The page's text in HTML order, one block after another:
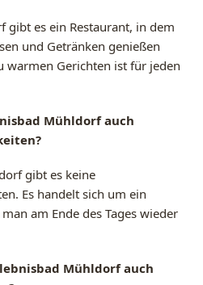
gibt es ein Restaurant, in dem
und Getränken genießen
warmen Gerichten ist für jeden
Mühldorf auch
gibt es keine
Es handelt sich um ein
am Ende des Tages wieder
Mühldorf auch